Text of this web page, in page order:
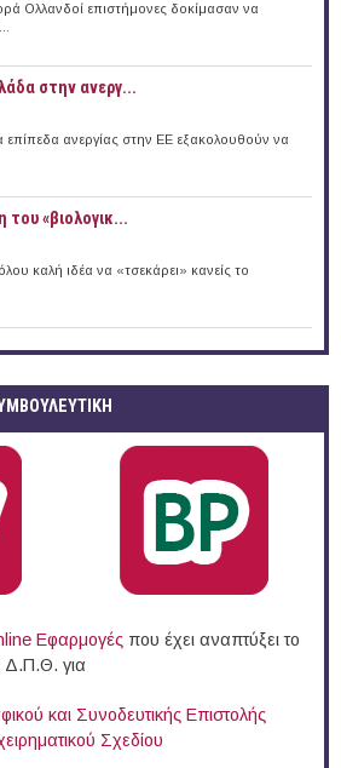
Ολλανδοί επιστήμονες δοκίμασαν να
στην ανεργ...
ανεργίας στην ΕΕ εξακολουθούν να
του «βιολογικ...
καλή ιδέα να «τσεκάρει» κανείς το
Eφαρμογές που έχει αναπτύξει το
Δ.Π.Θ. για
και Συνοδευτικής Επιστολής
Σχεδίου